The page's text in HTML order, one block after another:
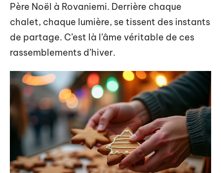
Père Noël à Rovaniemi. Derrière chaque
chalet, chaque lumière, se tissent des instants
de partage. C’est là l’âme véritable de ces
rassemblements d’hiver.